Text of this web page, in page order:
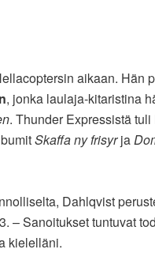
aikaan. Hän
, jonka laulaja-kitaristina
. Thunder Expressistä tuli
Skaffa ny frisyrja
Dahlqvist
– Sanoitukset tuntuvat
kielelläni.